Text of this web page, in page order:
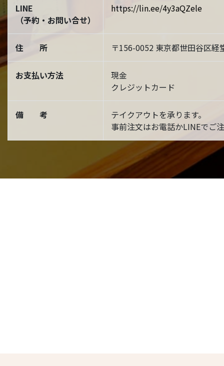
LINE
（予約・お問い合せ）
https://lin.ee/4y3aQZele
住 所 〒156-0052 東京都世田谷区
お支払い方法
現金
クレジットカード
備 考
テイクアウトを承ります。
事前注文はお電話かLINEでご